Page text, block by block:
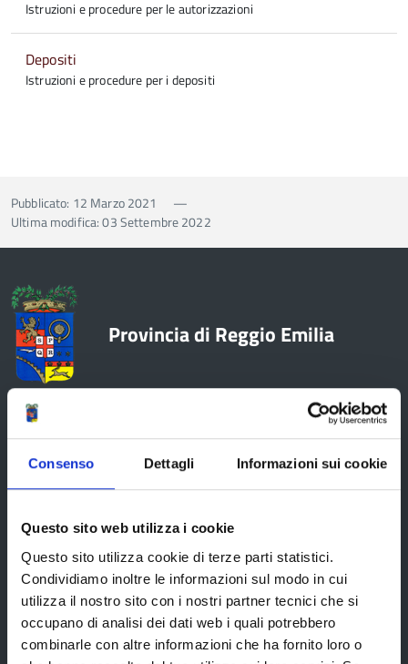
Consenso Dettagli Informazioni sui cookie
Questo sito web utilizza i cookie
Questo sito utilizza cookie di terze parti statistici.
Condividiamo inoltre le informazioni sul modo in cui
utilizza il nostro sito con i nostri partner tecnici che si
occupano di analisi dei dati web i quali potrebbero
combinarle con altre informazioni che ha fornito loro o
Istruzioni e procedure per le autorizzazioni
Depositi
Istruzioni e procedure per i depositi
Pubblicato: 12 Marzo 2021
—
Ultima modifica: 03 Settembre 2022
Provincia di Reggio Emilia
La Provincia
Statuto e Regolamenti
Amministrazione Trasparente
Uffici e orari
Storia della Provincia